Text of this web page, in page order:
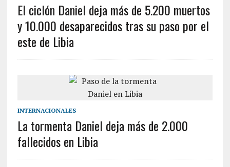
El ciclón Daniel deja más de 5.200 muertos
y 10.000 desaparecidos tras su paso por el
este de Libia
INTERNACIONALES
La tormenta Daniel deja más de 2.000
fallecidos en Libia